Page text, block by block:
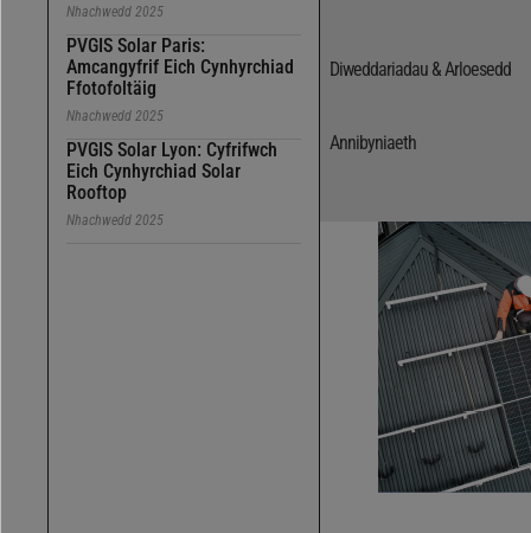
Nhachwedd 2025
PVGIS Solar Paris:
Amcangyfrif Eich Cynhyrchiad
Ffotofoltäig
Nhachwedd 2025
PVGIS Solar Lyon: Cyfrifwch
Eich Cynhyrchiad Solar
Rooftop
Nhachwedd 2025
Diweddariadau & Arloesedd
Annibyniaeth